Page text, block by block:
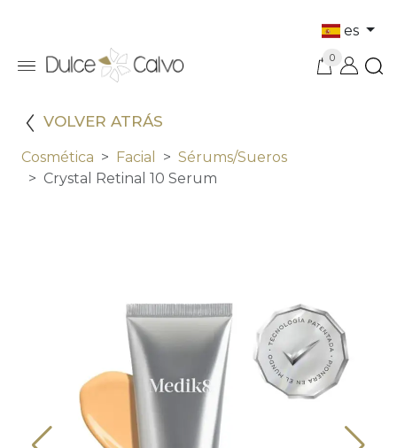
es
0
VOLVER ATRÁS
Cosmética Facial
Sérums/sueros
Crystal Retinal 10 Serum